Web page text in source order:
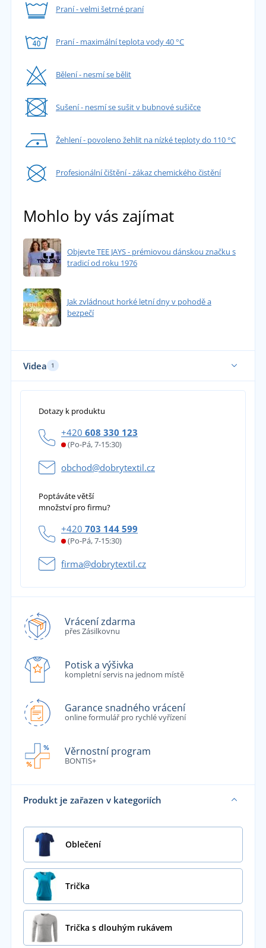
Praní - velmi šetrné praní
Praní - maximální teplota vody 40 °C
Bělení - nesmí se bělit
Sušení - nesmí se sušit v bubnové sušičce
Žehlení - povoleno žehlit na nízké teploty do 110 °C
Profesionální čištění - zákaz chemického čistění
Mohlo by vás zajímat
Objevte TEE JAYS - prémiovou dánskou značku s
tradicí od roku 1976
Jak zvládnout horké letní dny v pohodě a
bezpečí
Videa 1
Dotazy k produktu
+420 608 330 123
(Po-Pá, 7-15:30)
obchod@dobrytextil.cz
Poptáváte větší
množství pro firmu?
+420 703 144 599
(Po-Pá, 7-15:30)
firma@dobrytextil.cz
Vrácení zdarma
přes Zásilkovnu
Potisk a výšivka
kompletní servis na jednom místě
Garance snadného vrácení
online formulář pro rychlé vyřízení
Věrnostní program
BONTIS+
Produkt je zařazen v kategoriích
Oblečení
Trička
Trička s dlouhým rukávem